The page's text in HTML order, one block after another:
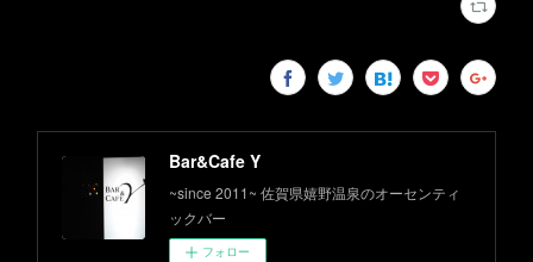
Bar&Cafe Y
~since 2011~ 佐賀県嬉野温泉のオーセンティ
ックバー
フォロー